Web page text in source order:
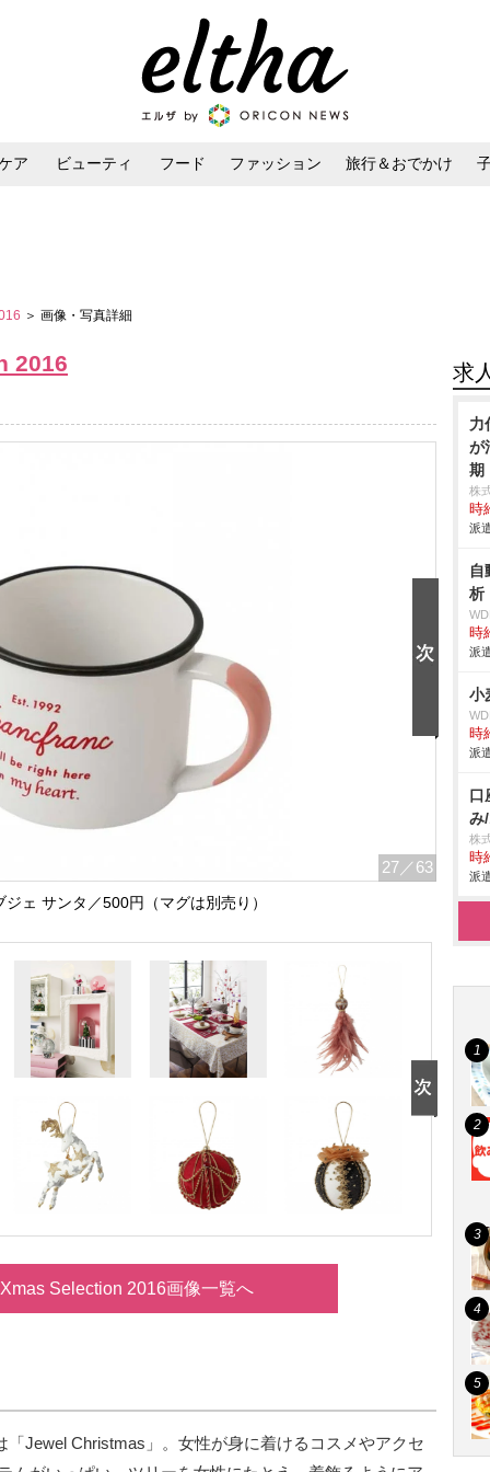
ア ビューティ フード ファッション 旅行＆おでかけ
＞ 画像・写真詳細
2016
27 ／63
ェ サンタ／500円（マグは別売り）
Selection 2016画像一覧へ
Jewel Christmas」。女性が身に着けるコスメやアクセ
求
力
が
期
株
時
派
自
析
時
派
小
時
派
口
み
株
時
派